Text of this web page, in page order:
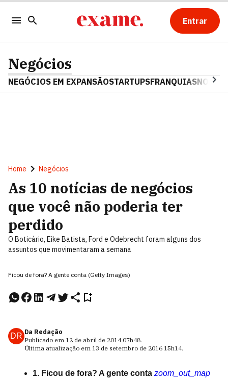
Entrar
Negócios
NEGÓCIOS EM EXPANSÃOSTARTUPSFRANQUIAS
Home Negócios
As 10 notícias de negócios
que você não poderia ter
perdido
O Boticário, Eike Batista, Ford e Odebrecht foram alguns dos
assuntos que movimentaram a semana
Ficou de fora? A gente conta (Getty Images)
DR Da Redação
Publicado em 12 de abril de 2014 07h48.
Última atualização em 13 de setembro de 2016 15h14.
1. Ficou de fora? A gente conta zoom_out_map